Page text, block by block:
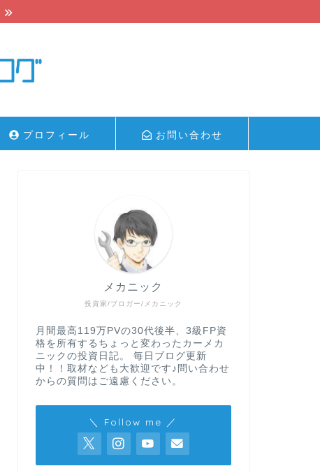
プロフィール お問い合わせ
投資家/ブロガー/メカニック
メカニック
月間最高119万PVの30代後半、3級FP資
格を所有するちょっと変わったカーメカ
ニックの投資日記。 毎日ブログ更新
中！！取材なども大歓迎です♪問い合わせ
からの質問はご遠慮ください。
＼ Follow me ／